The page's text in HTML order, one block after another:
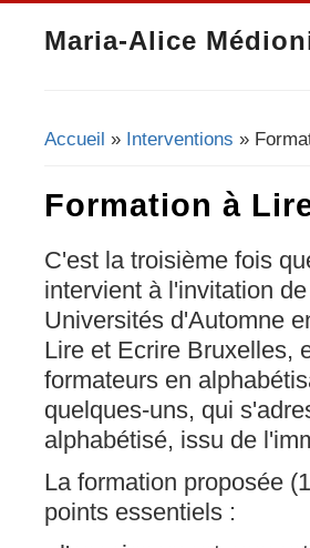
Maria-Alice
Vous êtes ici
Accueil » Interventions »
Formation à
C'est la troisième fois
intervient à l'invitation
Universités d'Automne
Lire et Ecrire Bruxelles,
formateurs en
quelques-uns, qui
alphabétisé, issu de
La formation proposée
points essentiels :